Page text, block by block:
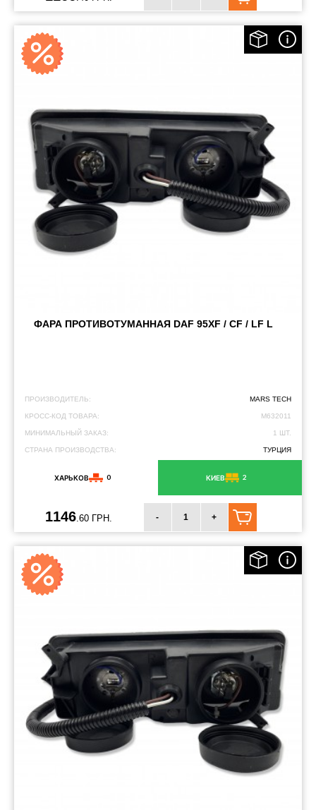
ФАРА ПРОТИВОТУМАННАЯ DAF 95XF / CF / LF L
ПРОИЗВОДИТЕЛЬ: MARS TECH
КРОСС-КОД ТОВАРА: M632011
МИНИМАЛЬНЫЙ ЗАКАЗ: 1 ШТ.
СТРАНА ПРОИЗВОДСТВА: ТУРЦИЯ
ХАРЬКОВ 0 КИЕВ 2
1146 .60 ГРН. - +